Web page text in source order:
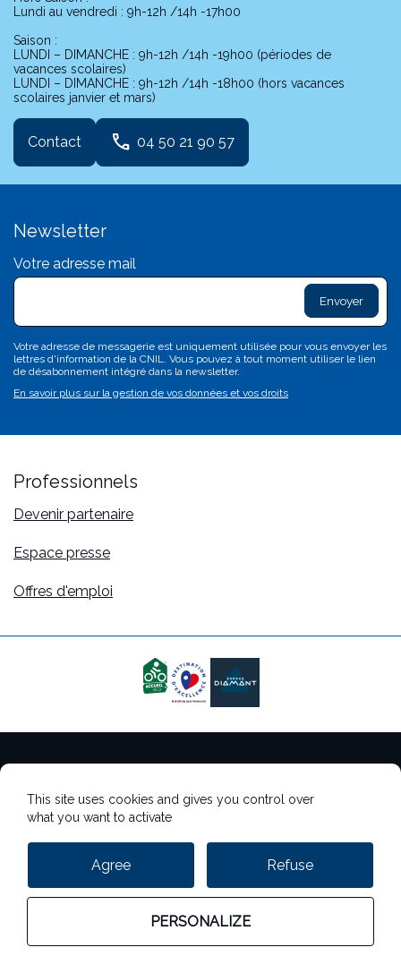
Lundi au vendredi : 9h-12h /14h -17h00
Saison :
LUNDI – DIMANCHE : 9h-12h /14h -19h00 (périodes de
vacances scolaires)
LUNDI – DIMANCHE : 9h-12h /14h -18h00 (hors vacances
scolaires janvier et mars)
Contact phone 04 50 21 90 57
Newsletter
Votre adresse mail
Votre adresse de messagerie est uniquement utilisée pour vous envoyer les
lettres d'information de la CNIL. Vous pouvez à tout moment utiliser le lien
de désabonnement intégré dans la newsletter.
En savoir plus sur la gestion de vos données et vos droits
Professionnels
Devenir partenaire
Espace presse
Offres d'emploi
Gestion des cookies
StudioJuillet
This site uses cookies and gives you control over
what you want to activate
Agree Refuse
PERSONALIZE